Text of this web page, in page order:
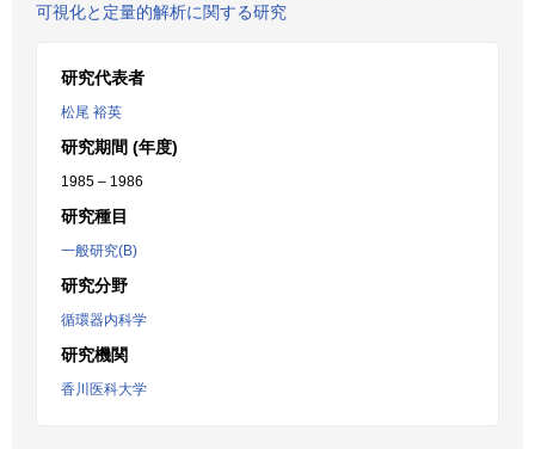
可視化と定量的解析に関する研究
研究代表者
松尾 裕英
研究期間 (年度)
1985 – 1986
研究種目
一般研究(B)
研究分野
循環器内科学
研究機関
香川医科大学